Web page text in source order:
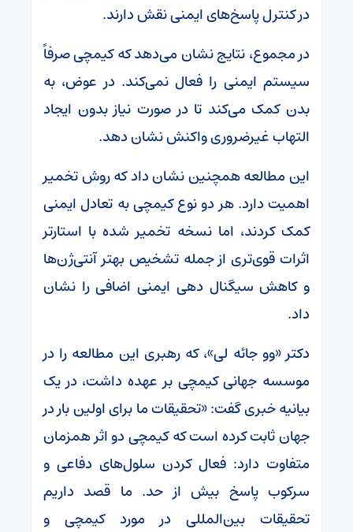
در کنترل پاسخ‌های ایمنی نقش دارند.
در مجموع، نتایج نشان می‌دهد که کیمچی صرفاً
سیستم ایمنی را فعال نمی‌کند. در عوض، به
بدن کمک می‌کند تا در صورت نیاز بدون ایجاد
التهاب غیرضروری واکنش نشان دهد.
این مطالعه همچنین نشان داد که روش تخمیر
اهمیت دارد. هر دو نوع کیمچی به تعادل ایمنی
کمک کردند، اما نسخه تخمیر شده با استارتر
اثرات قوی‌تری از جمله تشخیص بهتر آنتی‌ژن‌ها
و کاهش سیگنال دهی ایمنی اضافی را نشان
داد.
دکتر «وو جائه لی»، که رهبری این مطالعه را در
موسسه جهانی کیمچی بر عهده داشت، در یک
بیانیه خبری گفت: «تحقیقات ما برای اولین بار در
جهان ثابت کرده است که کیمچی دو اثر همزمان
متفاوت دارد: فعال کردن سلول‌های دفاعی و
سرکوب پاسخ بیش از حد. ما قصد داریم
تحقیقات بین‌المللی در مورد کیمچی و